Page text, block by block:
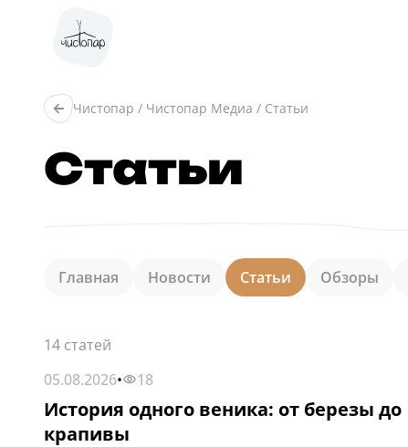
Чистопар / Чистопар Медиа / Статьи
Статьи
Главная Новости Статьи Обзоры
14 статей
05.08.2026• 18
История одного веника: от березы до
крапивы